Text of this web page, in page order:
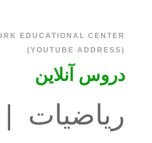
EDUCATIONAL CENTER
(YOUTUBE ADDRESS)
دروس آنلاین
ریاضیات